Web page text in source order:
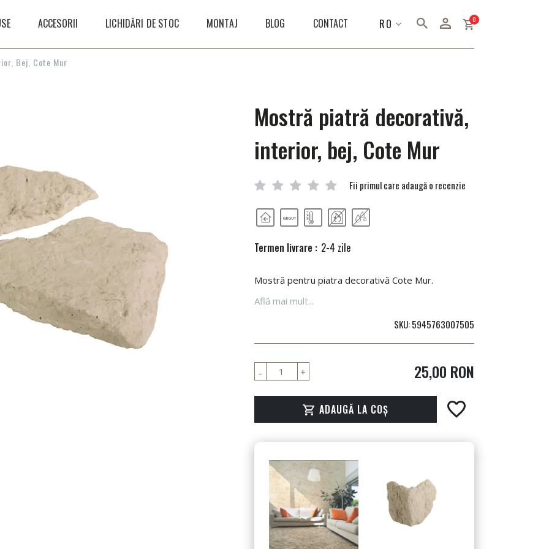
ACCESORII LICHIDĂRI DE STOC MONTAJ BLOG CONTACT LIMBA
RO 0articole
Bej, Cote Mur
Mostră piatră decorativă,
interior, bej, Cote Mur
Fii primul care adaugă o recenzie
Termen livrare : 2-4 zile
Mostră pentru piatra decorativă Cote Mur.
Află mai mult...
SKU 5945763007505
25,00 RON
ADAUGĂ LA COȘ